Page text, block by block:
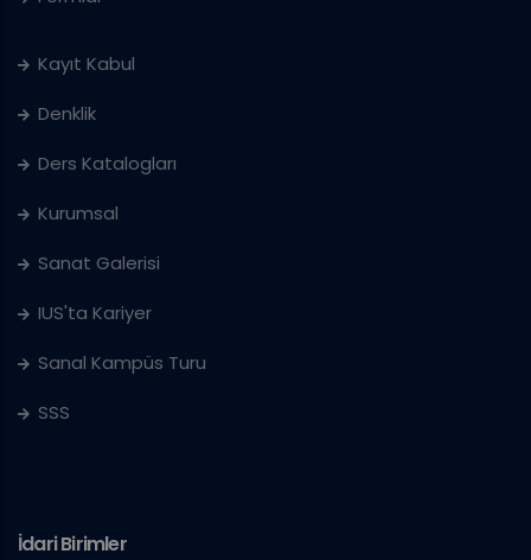
Kayıt Kabul
Denklik
Ders Katalogları
Kurumsal
Sanat Galerisi
IUS'ta Kariyer
Sanal Kampüs Turu
SSS
İdari Birimler